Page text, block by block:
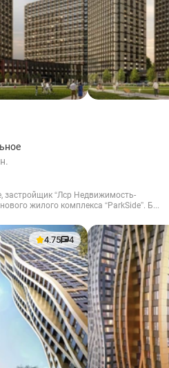
застройщик “Лср Недвижимость-
жилого комплекса “ParkSide”. Б...
4.75 4